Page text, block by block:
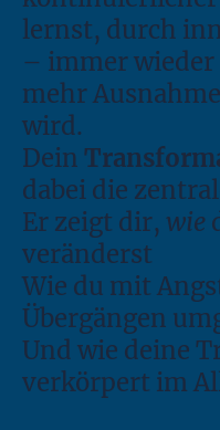
lernst, durch
– immer
mehr
wird.
Dein
dabei die
Er zeigt dir, wie
veränderst
Wie du mit
Übergängen
Und wie deine
verkörpert im